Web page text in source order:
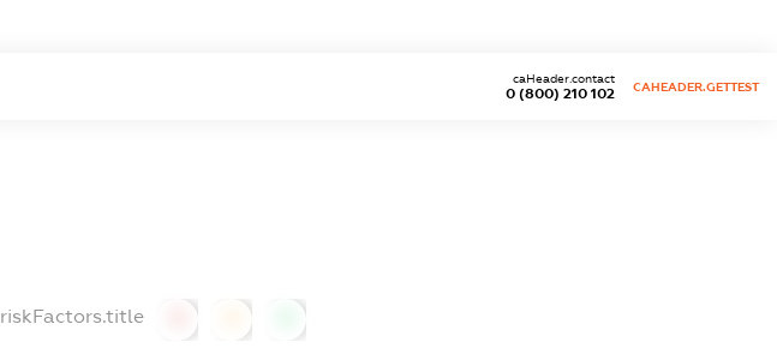
0 (800) 210 102
caHeader.contact
CAHEADER.GETTEST
riskFactors.title